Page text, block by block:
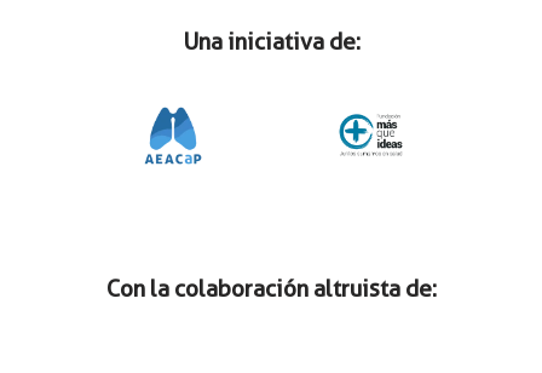
Una iniciativa de:
Con la colaboración altruista de: